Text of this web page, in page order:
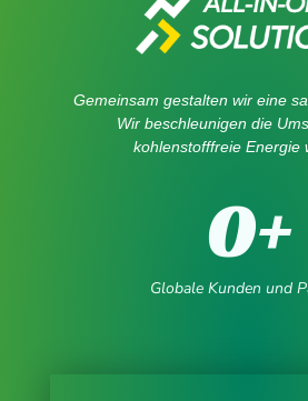
Gemeinsam gestalten wir eine
Wir beschleunigen die
kohlenstofffreie Energie
Globale Kunden und
0+